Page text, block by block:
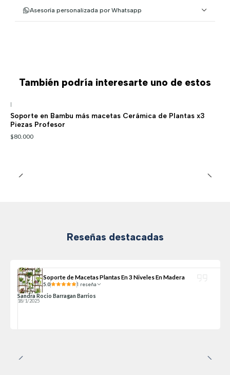
Asesoría personalizada por Whatsapp
También podría interesarte uno de estos
|
Soporte en Bambu más macetas Cerámica de Plantas x3
Piezas Profesor
$80.000
Reseñas destacadas
Soporte de Macetas Plantas En 3 Niveles En Madera
5.0 1 reseña
Sandra Rocio Barragan Barrios
18/1/2025